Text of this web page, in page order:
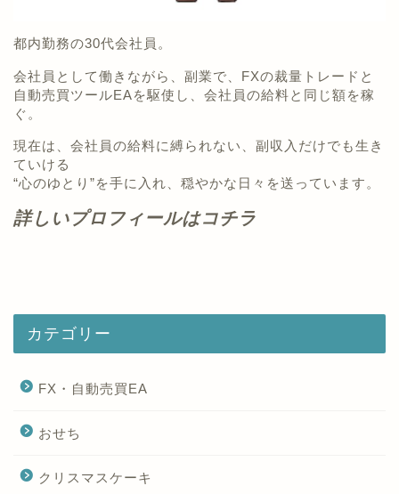
都内勤務の30代会社員。
会社員として働きながら、副業で、FXの裁量トレードと
自動売買ツールEAを駆使し、会社員の給料と同じ額を稼
ぐ。
現在は、会社員の給料に縛られない、副収入だけでも生き
ていける
“心のゆとり”を手に入れ、穏やかな日々を送っています。
詳しいプロフィールはコチラ
カテゴリー
FX・自動売買EA
おせち
クリスマスケーキ